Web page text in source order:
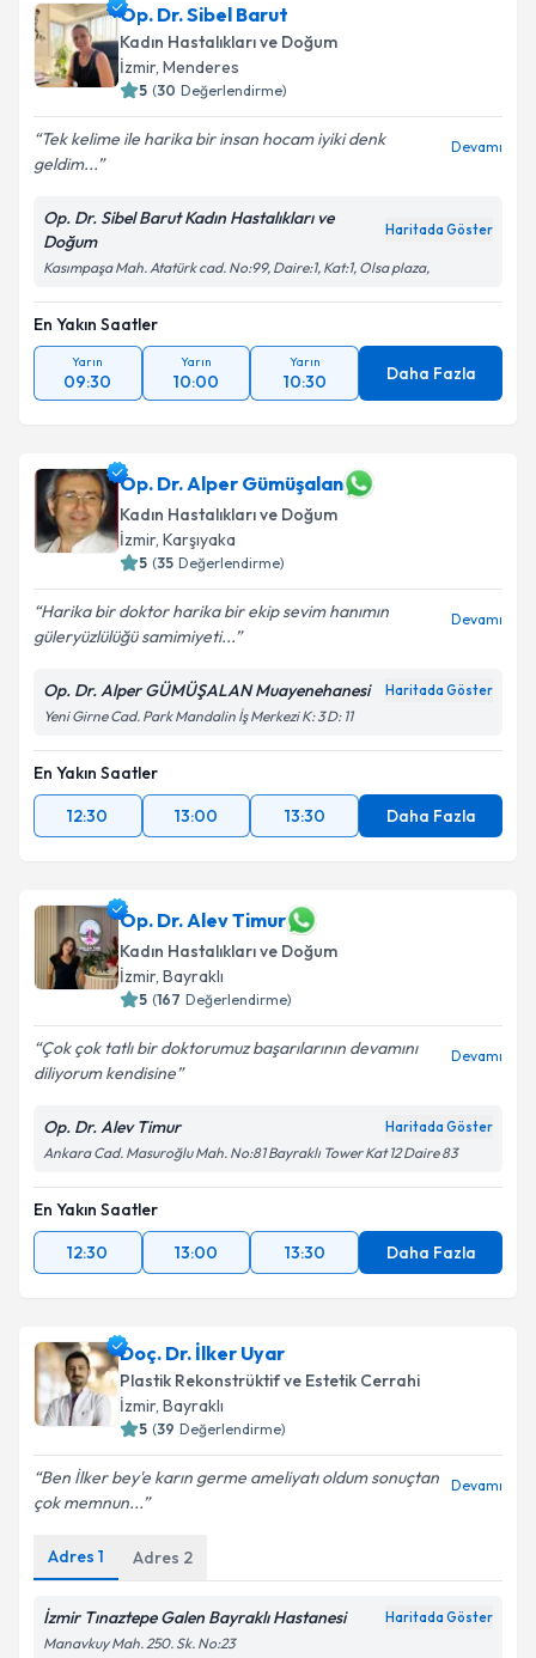
Op. Dr. Sibel Barut
Kadın Hastalıkları ve Doğum
İzmir, Menderes
5 (30 Değerlendirme)
Tek kelime ile harika bir insan hocam iyiki denk
geldim...
Devamı
Op. Dr. Sibel Barut Kadın Hastalıkları ve
Doğum
Haritada Göster
Kasımpaşa Mah. Atatürk cad. No:99, Daire:1, Kat:1, Olsa plaza,
En Yakın Saatler
Yarın
09:30
Yarın
10:00
Yarın
10:30 Daha Fazla
Op. Dr. Alper Gümüşalan
Kadın Hastalıkları ve Doğum
İzmir, Karşıyaka
5 (35 Değerlendirme)
Harika bir doktor harika bir ekip sevim hanımın
güleryüzlülüğü samimiyeti...
Devamı
Op. Dr. Alper GÜMÜŞALAN Muayenehanesi Haritada Göster
Yeni Girne Cad. Park Mandalin İş Merkezi K: 3 D: 11
En Yakın Saatler
12:30
13:00 13:30 Daha Fazla
Op. Dr. Alev Timur
Kadın Hastalıkları ve Doğum
İzmir, Bayraklı
5 (167 Değerlendirme)
Çok çok tatlı bir doktorumuz başarılarının devamını
diliyorum kendisine
Devamı
Op. Dr. Alev Timur Haritada Göster
Ankara Cad. Masuroğlu Mah. No:81 Bayraklı Tower Kat 12 Daire 83
En Yakın Saatler
12:30
13:00 13:30 Daha Fazla
Doç. Dr. İlker Uyar
Plastik Rekonstrüktif ve Estetik Cerrahi
İzmir, Bayraklı
5 (39 Değerlendirme)
Ben İlker bey'e karın germe ameliyatı oldum sonuçtan
çok memnun...
Devamı
Adres 1 Adres 2
İzmir Tınaztepe Galen Bayraklı Hastanesi Haritada Göster
Manavkuy Mah. 250. Sk. No:23